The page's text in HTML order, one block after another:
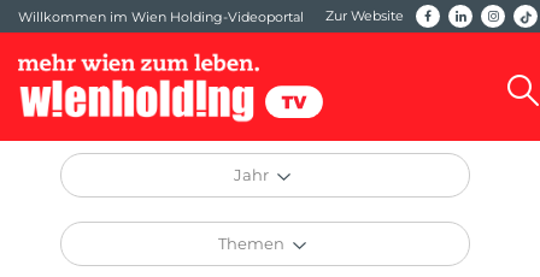
Willkommen im Wien Holding-Videoportal Zur Website
Jahr
Themen